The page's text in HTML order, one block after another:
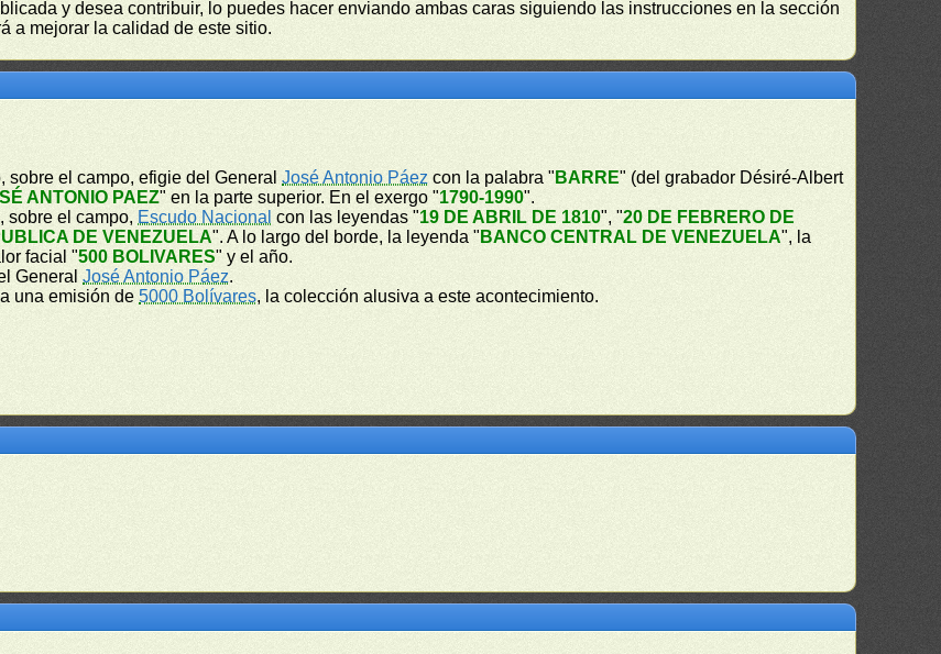
y desea contribuir, lo puedes hacer enviando ambas caras siguiendo las instrucciones en la sección
a mejorar la calidad de este sitio.
sobre el campo, efigie del GeneralJosé Antonio Páez con la palabra " BARRE" (del grabador Désiré-Albert
ANTONIO PAEZ" en la parte superior. En el exergo "1790-1990".
sobre el campo, Escudo Nacional con las leyendas "19 DE ABRIL DE 1810", "20 DE FEBRERO DE
DE VENEZUELA". A lo largo del borde, la leyenda " BANCO CENTRAL DE VENEZUELA", la
facial "500 BOLIVARES" y el año.
GeneralJosé Antonio Páez.
una emisión de5000 Bolívares, la colección alusiva a este acontecimiento.